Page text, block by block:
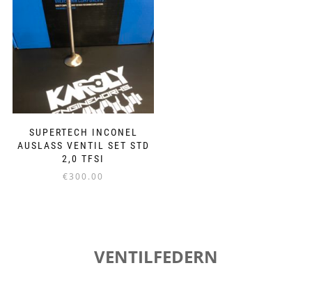
SUPERTECH INCONEL
AUSLASS VENTIL SET STD
2,0 TFSI
€300.00
VENTILFEDERN